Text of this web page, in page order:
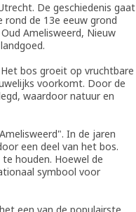
De geschiedenis gaat
de 13e eeuw grond
Amelisweerd, Nieuw
bos groeit op vruchtbare
voorkomt. Door de
waardoor natuur en
In de jaren
een deel van het bos.
houden. Hoewel de
symbool voor